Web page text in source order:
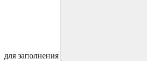
для заполнения